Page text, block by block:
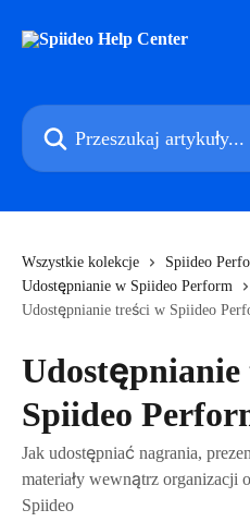
Przeszukaj artykuły...
Wszystkie kolekcje
Spiideo
Udostępnianie w Spiideo Perform
Udostępnianie treści w Spiideo
Spiideo
Jak udostępniać nagrania,
materiały wewnątrz organizacji
Spiideo